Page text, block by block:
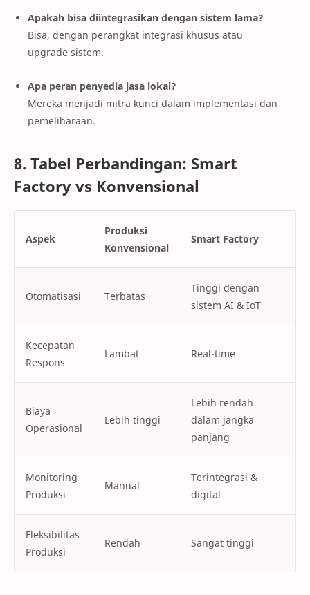
Apakah bisa diintegrasikan dengan sistem lama?
Bisa, dengan perangkat integrasi khusus atau
upgrade sistem.
Apa peran penyedia jasa lokal?
Mereka menjadi mitra kunci dalam implementasi dan
pemeliharaan.
8. Tabel Perbandingan: Smart
Factory vs Konvensional
Aspek
Produksi
Konvensional
Smart Factory
Otomatisasi Terbatas
Tinggi dengan
sistem AI & IoT
Kecepatan
Respons
Lambat Real-time
Biaya
Operasional
Lebih tinggi
Lebih rendah
dalam jangka
panjang
Monitoring
Produksi
Manual
Terintegrasi &
digital
Fleksibilitas
Produksi
Rendah Sangat tinggi